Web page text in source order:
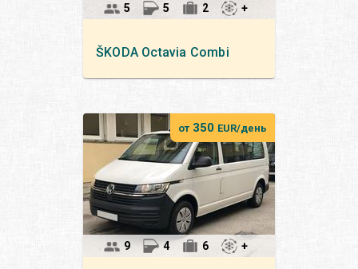
ŠKODA Octavia Сombi
5 5 2 +
от 350 EUR/день
9 4 6 +